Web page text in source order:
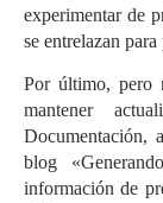
experimentar de
se entrelazan
Por último, pero
mantener
Documentación,
blog «
información de